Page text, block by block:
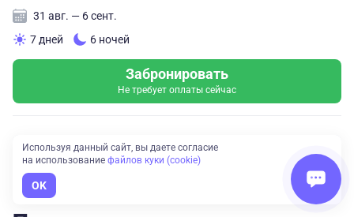
31 авг. — 6 сент.
7 дней
6 ночей
Забронировать
Не требует оплаты сейчас
Показать все даты тура
Используя данный сайт, вы даете согласие
на использование файлов куки (cookie)
OK